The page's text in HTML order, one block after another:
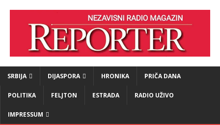
SRBIJA DIJASPORA HRONIKA PRIČA DANA
POLITIKA FELJTON ESTRADA RADIO UŽIVO
IMPRESSUM